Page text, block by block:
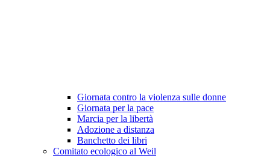
Giornata contro la violenza sulle donne
Giornata per la pace
Marcia per la libertà
Adozione a distanza
Banchetto dei libri
Comitato ecologico al Weil